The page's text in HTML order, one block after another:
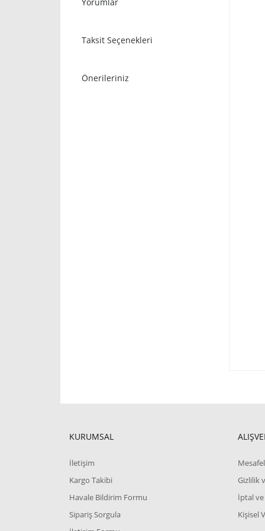
Taksit Seçenekleri
Önerileriniz
KURUMSAL
İletişim
Kargo Takibi
Havale Bildirim Formu
Sipariş Sorgula
Gizlilik
İptal ve
Kişisel